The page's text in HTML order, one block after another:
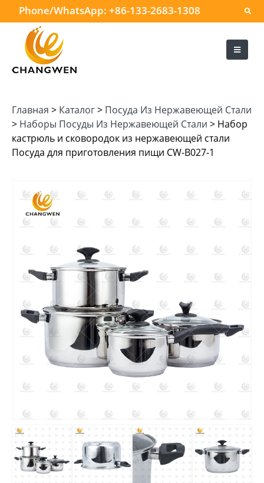
Phone/WhatsApp:+86-133-2683-1308
Главная > Каталог> Посуда Из Нержавеющей Стали
> Наборы Посуды Из Нержавеющей Стали > Набор
кастрюль и сковородок из нержавеющей стали
Посуда для приготовления пищи CW-B027-1